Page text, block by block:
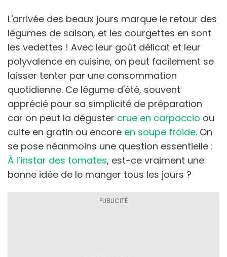
L'arrivée des beaux jours marque le retour des
légumes de saison, et les courgettes en sont
les vedettes ! Avec leur goût délicat et leur
polyvalence en cuisine, on peut facilement se
laisser tenter par une consommation
quotidienne. Ce légume d'été, souvent
apprécié pour sa simplicité de préparation
car on peut la déguster crue en carpaccio ou
cuite en gratin ou encore en soupe froide. On
se pose néanmoins une question essentielle :
À l’instar des tomates, est-ce vraiment une
bonne idée de le manger tous les jours ?